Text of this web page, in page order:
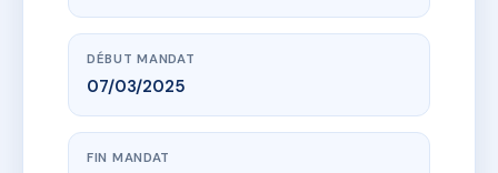
DÉBUT MANDAT
07/03/2025
FIN MANDAT